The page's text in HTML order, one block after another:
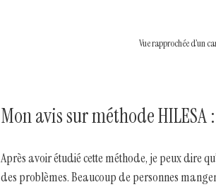
Vue rapprochée d’un
Mon avis sur méthode
Après avoir étudié cette méthode, je peux dire
des problèmes. Beaucoup de personnes